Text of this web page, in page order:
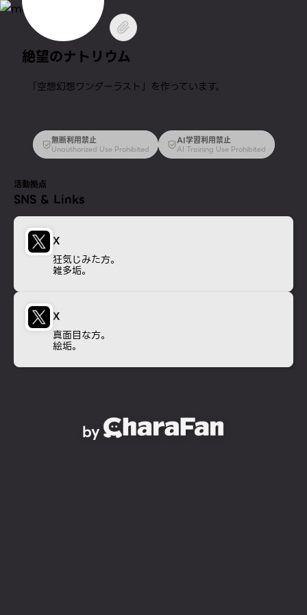
絶望のナトリウム
「空想幻想ワンダーラスト」を作っています。
無断利用禁止
Unauthorized Use Prohibited
AI学習利用禁止
AI Training Use Prohibited
活動拠点
SNS & Links
X
狂気じみた方。
雑多垢。
X
真面目な方。
絵垢。
by